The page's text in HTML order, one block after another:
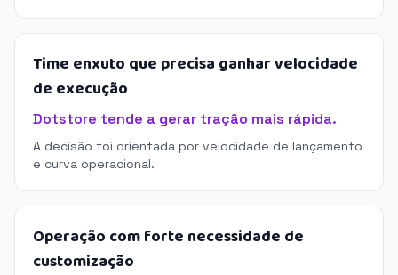
Time enxuto que precisa ganhar velocidade
de execução
Dotstore tende a gerar tração mais rápida.
A decisão foi orientada por velocidade de lançamento
e curva operacional.
Operação com forte necessidade de
customização